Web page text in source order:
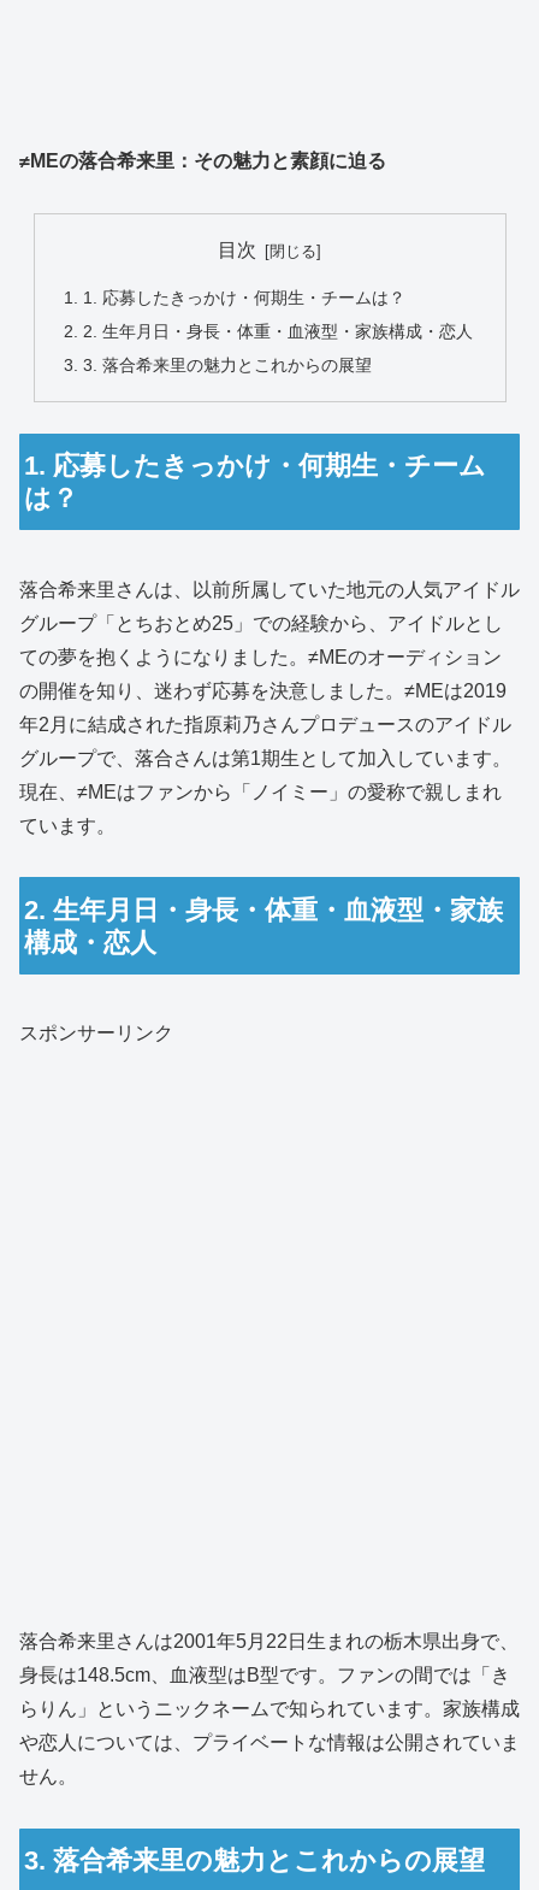
≠MEの落合希来里：その魅力と素顔に迫る
目次
1. 応募したきっかけ・何期生・チームは？
2. 生年月日・身長・体重・血液型・家族構成・恋人
3. 落合希来里の魅力とこれからの展望
1. 応募したきっかけ・何期生・チーム
は？
落合希来里さんは、以前所属していた地元の人気アイドル
グループ「とちおとめ25」での経験から、アイドルとし
ての夢を抱くようになりました。≠MEのオーディション
の開催を知り、迷わず応募を決意しました。≠MEは2019
年2月に結成された指原莉乃さんプロデュースのアイドル
グループで、落合さんは第1期生として加入しています。
現在、≠MEはファンから「ノイミー」の愛称で親しまれ
ています。
2. 生年月日・身長・体重・血液型・家族
構成・恋人
スポンサーリンク
落合希来里さんは2001年5月22日生まれの栃木県出身で、
身長は148.5cm、血液型はB型です。ファンの間では「き
らりん」というニックネームで知られています。家族構成
や恋人については、プライベートな情報は公開されていま
せん。
3. 落合希来里の魅力とこれからの展望